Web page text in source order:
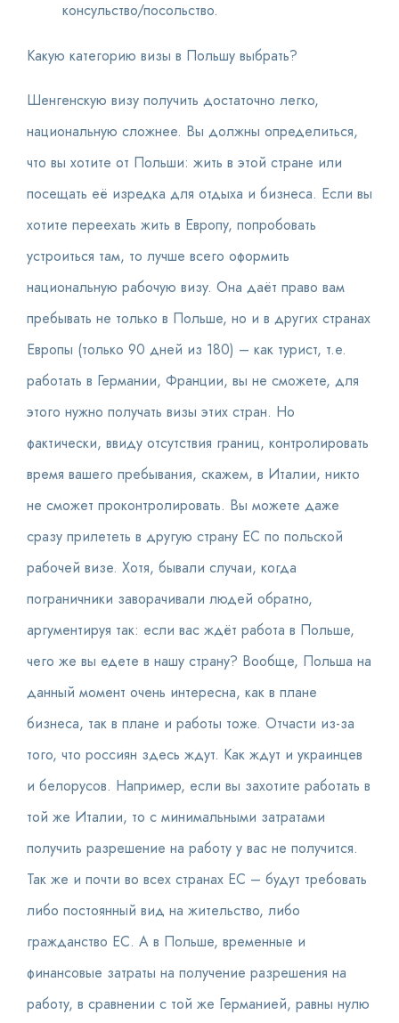
консульство/посольство.
Какую категорию визы в Польшу выбрать?
Шенгенскую визу получить достаточно легко,
национальную сложнее. Вы должны определиться,
что вы хотите от Польши: жить в этой стране или
посещать её изредка для отдыха и бизнеса. Если вы
хотите переехать жить в Европу, попробовать
устроиться там, то лучше всего оформить
национальную рабочую визу. Она даёт право вам
пребывать не только в Польше, но и в других странах
Европы (только 90 дней из 180) – как турист, т.е.
работать в Германии, Франции, вы не сможете, для
этого нужно получать визы этих стран. Но
фактически, ввиду отсутствия границ, контролировать
время вашего пребывания, скажем, в Италии, никто
не сможет проконтролировать. Вы можете даже
сразу прилететь в другую страну ЕС по польской
рабочей визе. Хотя, бывали случаи, когда
пограничники заворачивали людей обратно,
аргументируя так: если вас ждёт работа в Польше,
чего же вы едете в нашу страну? Вообще, Польша на
данный момент очень интересна, как в плане
бизнеса, так в плане и работы тоже. Отчасти из-за
того, что россиян здесь ждут. Как ждут и украинцев
и белорусов. Например, если вы захотите работать в
той же Италии, то с минимальными затратами
получить разрешение на работу у вас не получится.
Так же и почти во всех странах ЕС – будут требовать
либо постоянный вид на жительство, либо
гражданство ЕС. А в Польше, временные и
финансовые затраты на получение разрешения на
работу, в сравнении с той же Германией, равны нулю